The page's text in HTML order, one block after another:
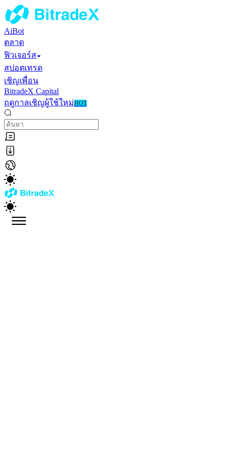
AiBot
ตลาด
ฟิวเจอร์ส
สปอตเทรด
เชิญเพื่อน
BitradeX Capital
ฤดูกาลเชิญผู้ใช้ใหม่HOT